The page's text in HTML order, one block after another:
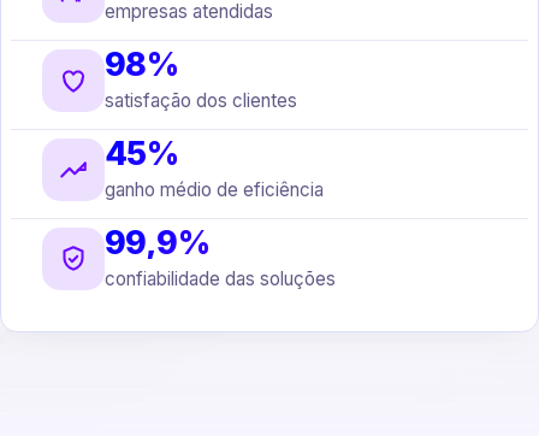
empresas atendidas
98%
satisfação dos clientes
45%
ganho médio de eficiência
99,9%
confiabilidade das soluções